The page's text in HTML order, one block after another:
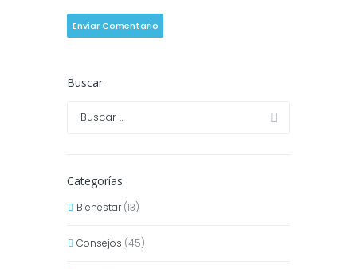
Buscar
Categorías
Bienestar(13)
Consejos (45)